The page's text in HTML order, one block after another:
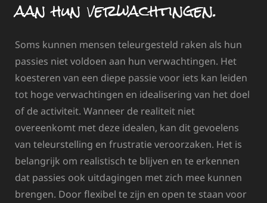
aan hun verwachtingen.
Soms kunnen mensen teleurgesteld raken als hun
passies niet voldoen aan hun verwachtingen. Het
koesteren van een diepe passie voor iets kan leiden
tot hoge verwachtingen en idealisering van het doel
of de activiteit. Wanneer de realiteit niet
overeenkomt met deze idealen, kan dit gevoelens
van teleurstelling en frustratie veroorzaken. Het is
belangrijk om realistisch te blijven en te erkennen
dat passies ook uitdagingen met zich mee kunnen
brengen. Door flexibel te zijn en open te staan voor